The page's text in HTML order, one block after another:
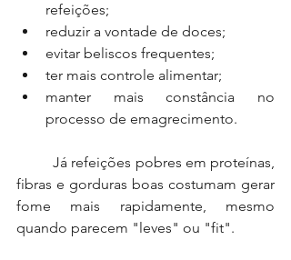
refeições;
reduzir a vontade de doces;
evitar beliscos frequentes;
ter mais controle alimentar;
manter mais constância no
processo de emagrecimento.
	Já refeições pobres em proteínas,
fibras e gorduras boas costumam gerar
fome mais rapidamente, mesmo
quando parecem "leves" ou "fit".